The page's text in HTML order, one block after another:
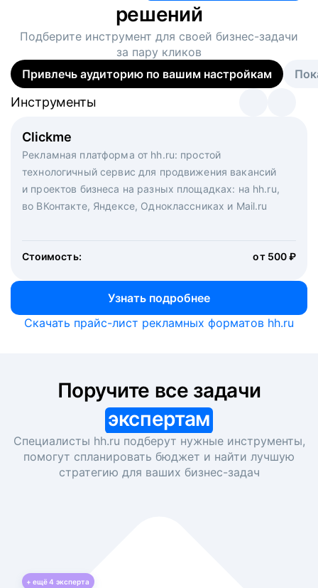
решений
Подберите инструмент для своей бизнес-задачи
за пару кликов
Привлечь аудиторию по вашим настройкам
Clickme
Рекламная платформа от hh.ru: простой
технологичный сервис для продвижения вакансий
и проектов бизнеса на разных площадках: на hh.ru,
во ВКонтакте, Яндексе, Одноклассниках и Mail.ru
Стоимость: от 500 ₽
Узнать подробнее
Инструменты
Вакансия дня
Рекламный формат для вакансий на главной странице
hh.ru. Увеличивает количество откликов
Инструменты
Массовый подбор под ключ. Решите, сколько
кандидатов и когда вам нужно, и за дело возьмутся
маркетологи, рекрутеры и проектные менеджеры
hh.ru с целым набором digital-инструментов
Инструменты
Скачать прайс-лист рекламных форматов hh.ru
экспертам
Специалисты hh.ru подберут нужные инструменты,
помогут спланировать бюджет и найти лучшую
стратегию для ваших бизнес-задач
+ ещё4 эксперта